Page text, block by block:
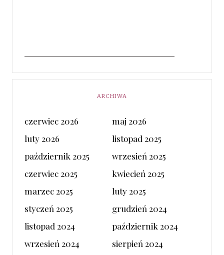
ARCHIWA
czerwiec 2026
maj 2026
luty 2026
listopad 2025
październik 2025
wrzesień 2025
czerwiec 2025
kwiecień 2025
marzec 2025
luty 2025
styczeń 2025
grudzień 2024
listopad 2024
październik 2024
wrzesień 2024
sierpień 2024